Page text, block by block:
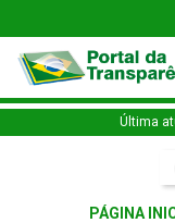
Última
PÁGINA